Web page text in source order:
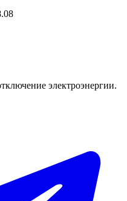
электроэнергии.